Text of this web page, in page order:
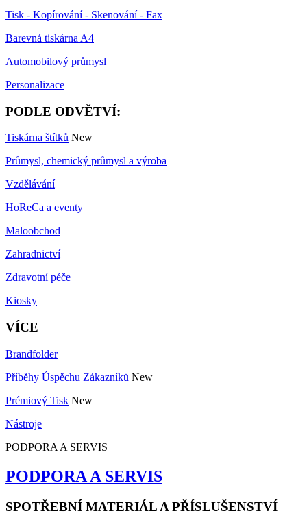
Tisk - Kopírování - Skenování - Fax
Barevná tiskárna A4
Automobilový průmysl
Personalizace
PODLE ODVĚTVÍ:
Tiskárna štítků New
Průmysl, chemický průmysl a výroba
Vzdělávání
HoReCa a eventy
Maloobchod
Zahradnictví
Zdravotní péče
Kiosky
VÍCE
Brandfolder
Příběhy Úspěchu Zákazníků New
Prémiový Tisk New
Nástroje
PODPORA A SERVIS
PODPORA A SERVIS
SPOTŘEBNÍ MATERIÁL A PŘÍSLUŠENSTVÍ